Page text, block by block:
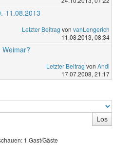
11.08.2013
Letzter Beitrag von vanLengerich
11.08.2013, 08:34
Letzter Beitrag von Andi
17.07.2008, 21:17
1 Gast/Gäste